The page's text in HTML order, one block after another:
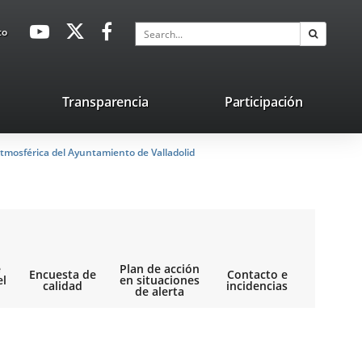
avaHeaderSocial
Link
Link
application.
application.
Search
Transparencia Participación
del Ayuntamiento de Valladolid
Encuesta de
calidad
Plan de acción
en situaciones
de alerta
Contacto e
incidencias